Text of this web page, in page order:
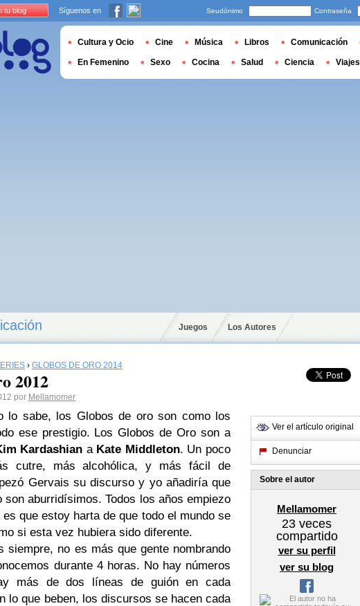
Juegos Los Autores
› GLOBOS DE ORO 2014
2012
por Mellamomer
lo sabe, los Globos de oro son como los
ese prestigio. Los Globos de Oro son a
Kardashian a Kate Middleton. Un poco
cutre, más alcohólica, y más fácil de
Gervais su discurso y yo añadiría que
son aburridísimos. Todos los años empiezo
que estoy harta de que todo el mundo se
si esta vez hubiera sido diferente.
siempre, no es más que gente nombrando
durante 4 horas. No hay números
más de dos líneas de guión en cada
lo que beben, los discursos se hacen cada
Ver el artículo original
Denunciar
Sobre el autor
Mellamomer
23 veces
compartido
ver su perfil
ver su blog
tu blog Síguenos en Seudónimo Contraseña
Cultura y Ocio Cine Música Libros Comunicación
En Femenino Sexo Cocina Salud Ciencia Viajes